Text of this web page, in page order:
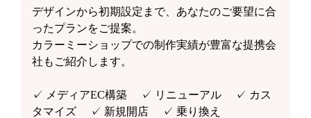
デザインから初期設定まで、あなたのご要望に合
ったプランをご提案。
カラーミーショップでの制作実績が豊富な提携会
社もご紹介します。
✓ メディアEC構築 ✓ リニューアル ✓ カス
タマイズ ✓ 新規開店 ✓ 乗り換え